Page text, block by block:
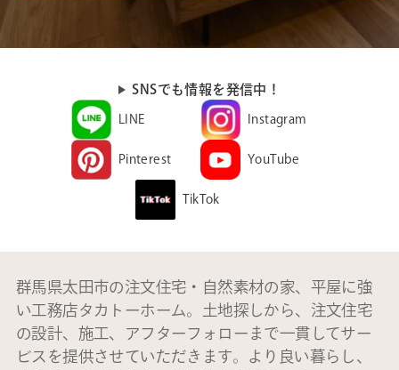
SNSでも情報を発信中！
LINE Instagram
Pinterest YouTube
TikTok
群馬県太田市の注文住宅・自然素材の家、平屋に強
い工務店タカトーホーム。土地探しから、注文住宅
の設計、施工、アフターフォローまで一貫してサー
ビスを提供させていただきます。より良い暮らし、